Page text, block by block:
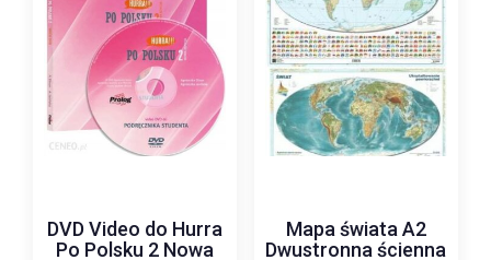
DVD Video do Hurra
Po Polsku 2 Nowa
Mapa świata A2
Dwustronna ścienna